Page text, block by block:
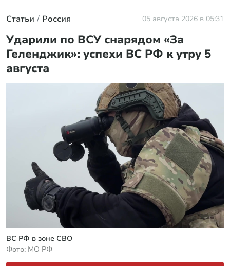
Статьи Россия 05 августа 2026 в 05:31
Ударили по ВСУ снарядом «За
Геленджик»: успехи ВС РФ к утру 5
августа
ВС РФ в зоне СВО
Фото: МО РФ